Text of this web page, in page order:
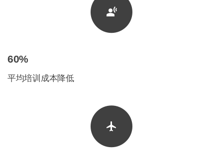
60%
平均培训成本降低